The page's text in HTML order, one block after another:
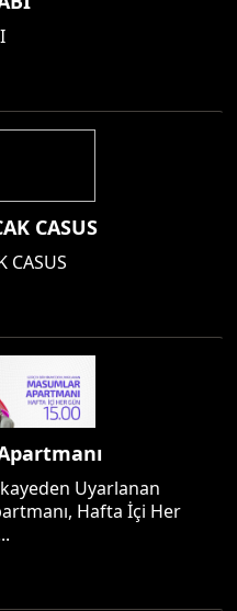
CASUS
CASUS
Uyarlanan
Hafta İçi Her